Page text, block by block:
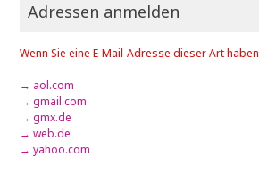
Adressen anmelden
Wenn Sie eine E-Mail-Adresse dieser Art haben
→ aol.com
→ gmail.com
→ gmx.de
→ web.de
→ yahoo.com